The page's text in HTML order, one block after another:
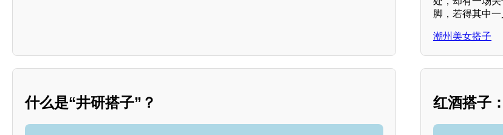
脚，若得其中
潮州美女搭子
什么是“井研搭子”？ 红酒搭子